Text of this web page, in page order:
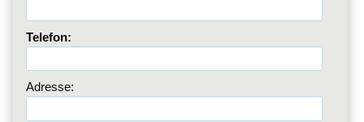
Telefon:
Adresse: